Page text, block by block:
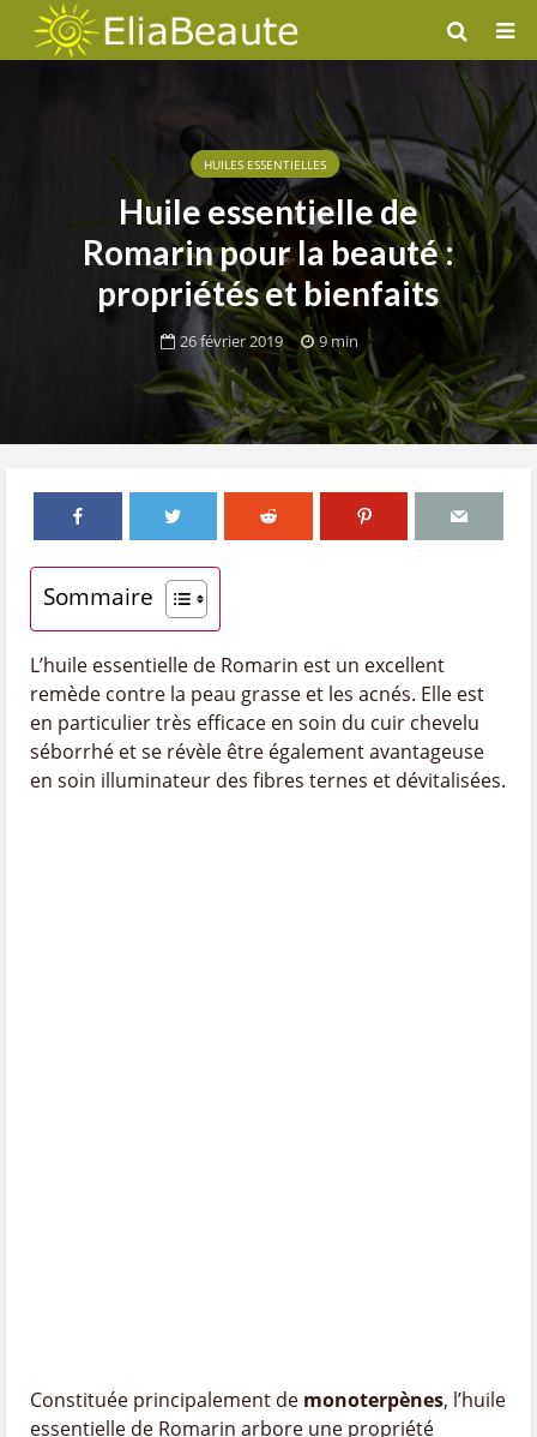
HUILES ESSENTIELLES
Huile essentielle de
Romarin pour la beauté :
propriétés et bienfaits
26 février 2019 9 min
Sommaire
L’huile essentielle de Romarin est un excellent
remède contre la peau grasse et les acnés. Elle est
en particulier très efficace en soin du cuir chevelu
séborrhé et se révèle être également avantageuse
en soin illuminateur des fibres ternes et dévitalisées.
Constituée principalement de monoterpènes, l’huile
essentielle de Romarin arbore une propriété